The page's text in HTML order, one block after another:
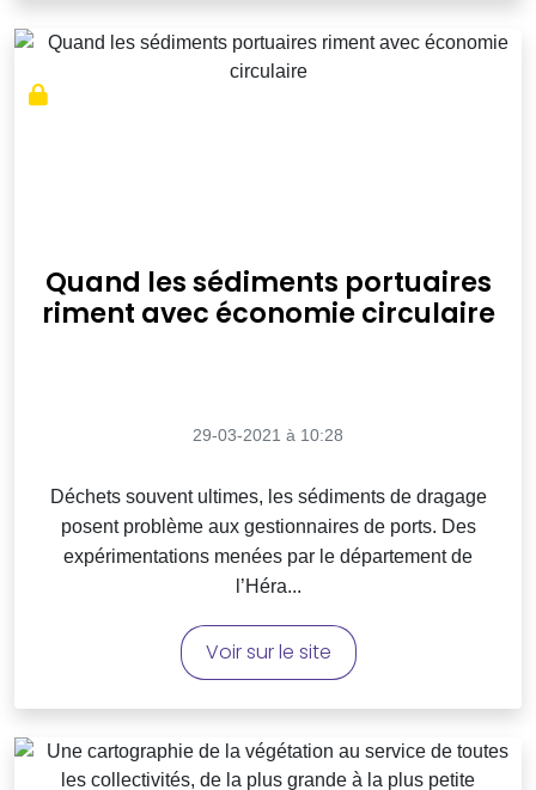
Quand les sédiments portuaires
riment avec économie circulaire
29-03-2021 à 10:28
Déchets souvent ultimes, les sédiments de dragage
posent problème aux gestionnaires de ports. Des
expérimentations menées par le département de
l’Héra...
Voir sur le site